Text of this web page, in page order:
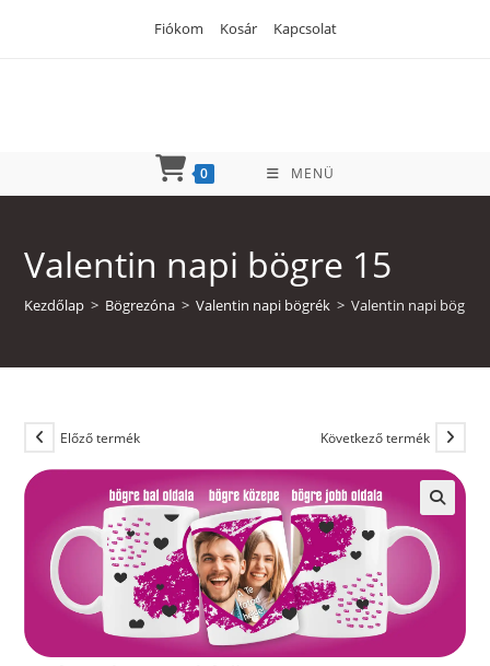
Fiókom Kosár Kapcsolat
0 MENÜ
Valentin napi bögre 15
Kezdőlap > Bögrezóna > Valentin napi bögrék > Valentin napi bögre
Előző termék Következő termék